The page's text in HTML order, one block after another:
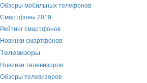
Обзоры мобильных телефонов
Смартфоны 2019
Рейтинг смартфонов
Новинки смартфонов
Телевизоры
Новинки телевизоров
Обзоры телевизоров